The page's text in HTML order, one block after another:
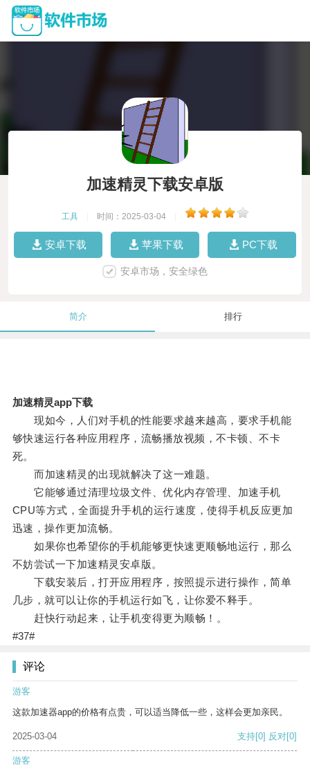
加速精灵下载安卓版
工具 时间：2025-03-04
安卓下载 苹果下载 PC下载
安卓市场，安全绿色
简介 排行
加速精灵app下载
现如今，人们对手机的性能要求越来越高，要求手机能
够快速运行各种应用程序，流畅播放视频，不卡顿、不卡
死。
而加速精灵的出现就解决了这一难题。
它能够通过清理垃圾文件、优化内存管理、加速手机
CPU等方式，全面提升手机的运行速度，使得手机反应更加
迅速，操作更加流畅。
如果你也希望你的手机能够更快速更顺畅地运行，那么
不妨尝试一下加速精灵安卓版。
下载安装后，打开应用程序，按照提示进行操作，简单
几步，就可以让你的手机运行如飞，让你爱不释手。
赶快行动起来，让手机变得更为顺畅！。
#37#
评论
游客
这款加速器app的价格有点贵，可以适当降低一些，这样会更加亲民。
2025-03-04 支持[0] 反对[0]
游客